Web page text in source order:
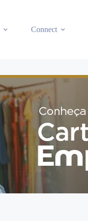
Connect